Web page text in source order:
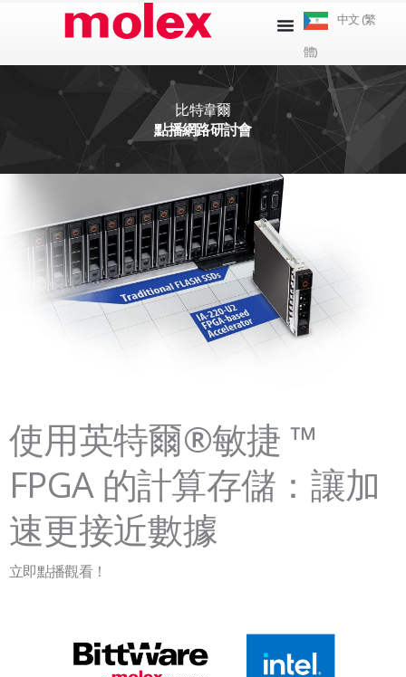
中文 (繁
體)
比特韋爾
點播網路研討會
使用英特爾®敏捷 ™
FPGA 的計算存儲：讓加
速更接近數據
立即點播觀看！